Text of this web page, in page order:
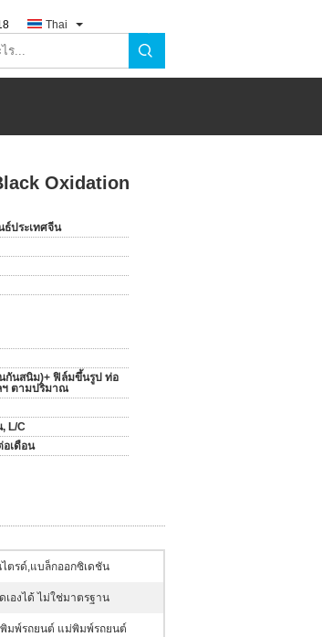
Thai
Oxidation
ประเทศจีน
กันสนิม)+ ฟิล์มขึ้นรูป ท่อ
ฯ ตามปริมาณ
, L/C
เดือน
ไตรด์,แบล็กออกซิเดชัน
องได้ ไม่ใช่มาตรฐาน
มพ์รถยนต์ แม่พิมพ์รถยนต์